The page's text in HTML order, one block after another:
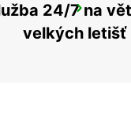
24/7 na
velkých letišť